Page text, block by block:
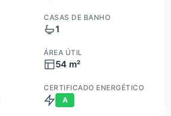
CASAS DE BANHO
1
ÁREA ÚTIL
54 m²
CERTIFICADO ENERGÉTICO
A